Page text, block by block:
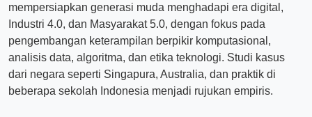
mempersiapkan generasi muda menghadapi era digital,
Industri 4.0, dan Masyarakat 5.0, dengan fokus pada
pengembangan keterampilan berpikir komputasional,
analisis data, algoritma, dan etika teknologi. Studi kasus
dari negara seperti Singapura, Australia, dan praktik di
beberapa sekolah Indonesia menjadi rujukan empiris.